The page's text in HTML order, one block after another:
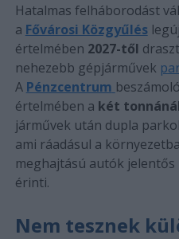
Hatalmas felháborodást
a Fővárosi Közgyűlés
értelmében 2027-től
nehezebb gépjárművek
A Pénzcentrum
értelmében a két tonnánál
járművek után dupla
ami ráadásul a
meghajtású autók
érinti.
Nem tesznek